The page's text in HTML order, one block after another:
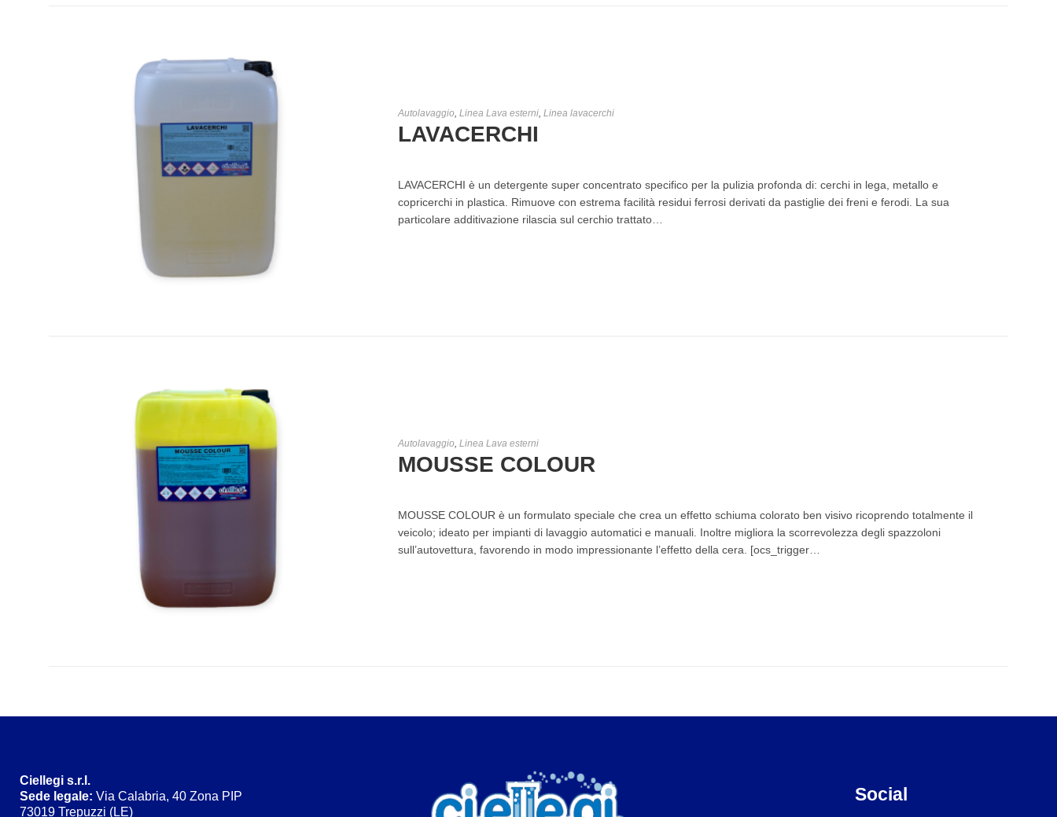
Autolavaggio, Linea Lava esterni, Linea lavacerchi
LAVACERCHI
LAVACERCHI è un detergente super concentrato specifico per la pulizia profonda di: cerchi in lega, metallo e
copricerchi in plastica. Rimuove con estrema facilità residui ferrosi derivati da pastiglie dei freni e ferodi. La sua
particolare additivazione rilascia sul cerchio trattato…
Autolavaggio, Linea Lava esterni
MOUSSE COLOUR
MOUSSE COLOUR è un formulato speciale che crea un effetto schiuma colorato ben visivo ricoprendo totalmente il
veicolo; ideato per impianti di lavaggio automatici e manuali. Inoltre migliora la scorrevolezza degli spazzoloni
sull’autovettura, favorendo in modo impressionante l’effetto della cera. [ocs_trigger…
Ciellegi s.r.l.
Sede legale: Via Calabria, 40 Zona PIP
73019 Trepuzzi (LE)
Social